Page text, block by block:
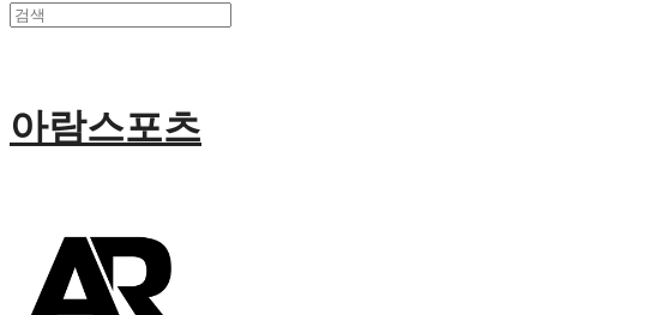
아람스포츠